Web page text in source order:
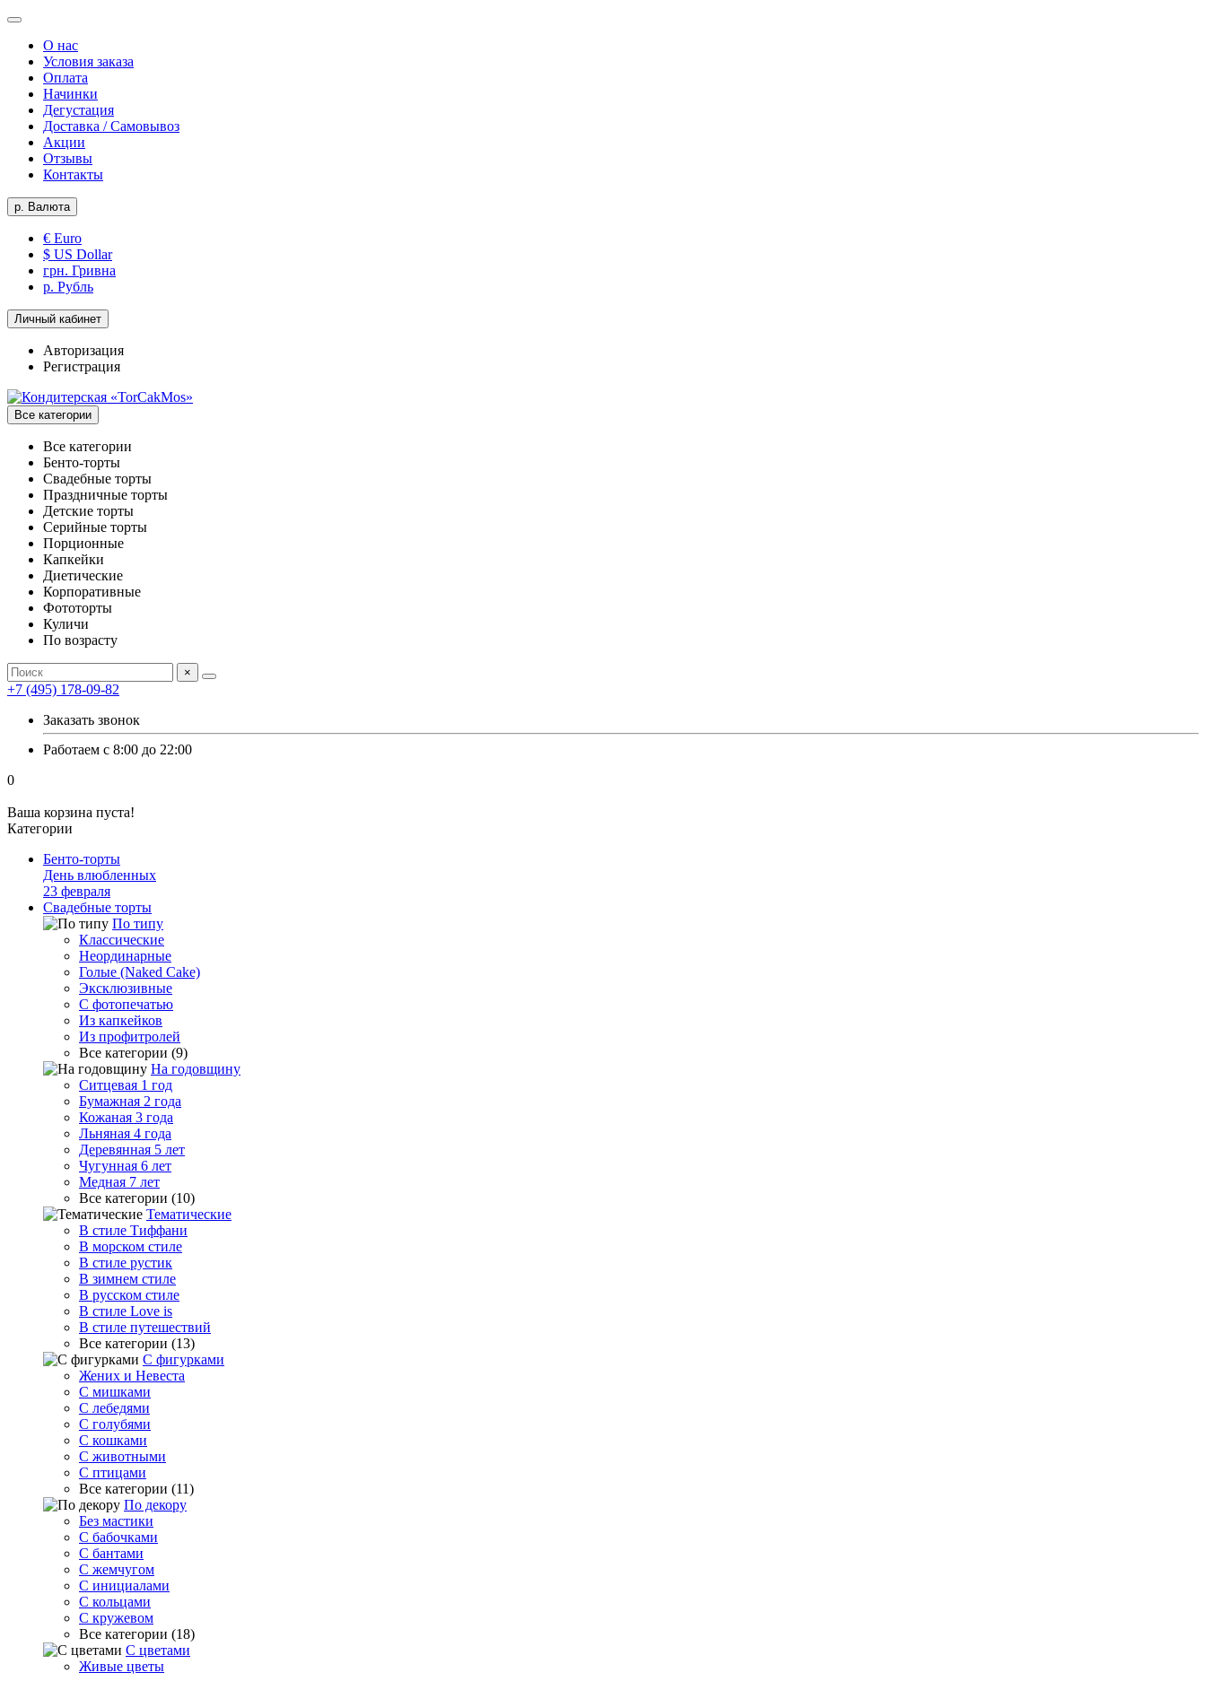
О нас
Условия заказа
Оплата
Начинки
Дегустация
Доставка / Самовывоз
Акции
Отзывы
Контакты
р. Валюта
€ Euro
$ US Dollar
грн. Гривна
р. Рубль
Личный кабинет
Авторизация
Регистрация
Все категории
Все категории
Бенто-торты
Свадебные торты
Праздничные торты
Детские торты
Серийные торты
Порционные
Капкейки
Диетические
Корпоративные
Фототорты
Куличи
По возрасту
×
+7 (495) 178-09-82
Заказать звонок
Работаем с 8:00 до 22:00
0
Ваша корзина пуста!
Категории
Бенто-торты
День влюбленных
23 февраля
Свадебные торты
По типу
Классические
Неординарные
Голые (Naked Cake)
Эксклюзивные
С фотопечатью
Из капкейков
Из профитролей
Все категории (9)
На годовщину
Ситцевая 1 год
Бумажная 2 года
Кожаная 3 года
Льняная 4 года
Деревянная 5 лет
Чугунная 6 лет
Медная 7 лет
Все категории (10)
Тематические
В стиле Тиффани
В морском стиле
В стиле рустик
В зимнем стиле
В русском стиле
В стиле Love is
В стиле путешествий
Все категории (13)
С фигурками
Жених и Невеста
С мишками
С лебедями
С голубями
С кошками
С животными
С птицами
Все категории (11)
По декору
Без мастики
С бабочками
С бантами
С жемчугом
С инициалами
С кольцами
С кружевом
Все категории (18)
С цветами
Живые цветы